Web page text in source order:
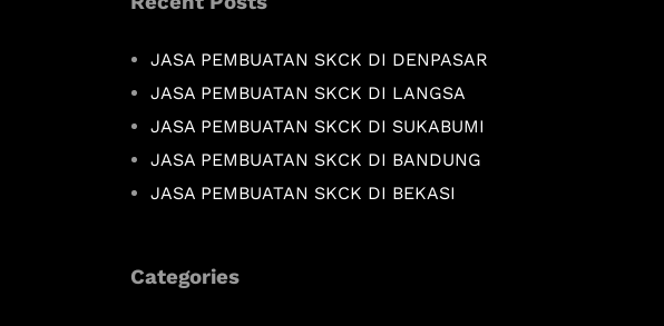
JASA PEMBUATAN SKCK DI DENPASAR
JASA PEMBUATAN SKCK DI LANGSA
JASA PEMBUATAN SKCK DI SUKABUMI
JASA PEMBUATAN SKCK DI BANDUNG
JASA PEMBUATAN SKCK DI BEKASI
Categories